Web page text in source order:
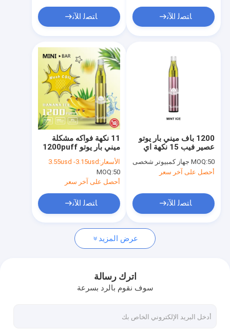
المنتجات
عرض الواقع الافتراضي
أخبار
YUOTO Vape المتاح
3500 نفث VAPE المتاح
ﺎﺘﺼﻟ ﺍﻶﻧ ﺎﺘﺼﻟ ﺍﻶﻧ
11 نكهة فواكه مشكلة
ميني بار يوتو 1200puff
الأسعار: 3.55usd -3.15usd
MOQ:50
أحصل على آخر سعر
ﺎﺘﺼﻟ ﺍﻶﻧ
1200 باف ميني بار يوتو
عصير فيب 15 نكهة اي
MOQ:50 جهاز كمبيوتر شخصى
أحصل على آخر سعر
ﺎﺘﺼﻟ ﺍﻶﻧ
عرض المزيد
اترك رسالة
سوف نقوم بالرد بسرعة